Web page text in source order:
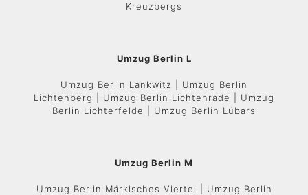
Kreuzbergs
Umzug Berlin L
Umzug Berlin Lankwitz | Umzug Berlin
Lichtenberg | Umzug Berlin Lichtenrade | Umzug
Berlin Lichterfelde | Umzug Berlin Lübars
Umzug Berlin M
Umzug Berlin Märkisches Viertel | Umzug Berlin